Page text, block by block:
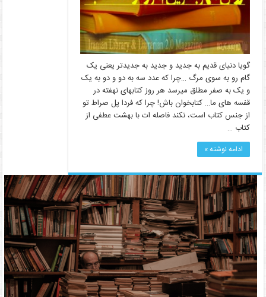
گویا دنیای قدیم به جدید و جدید به جدیدتر یعنی یک
گام رو به سوی مرگ …چرا که عدد سه به دو و دو به یک
و یک به صفر مطلق میرسد هر روز کتابهای نهفته در
قفسه های ما… کتابخوان باش! چرا که فردا پل صراط تو
از جنس کتاب است، نکند فاصله ات با بهشت عطفی از
کتاب …
ادامه نوشته »